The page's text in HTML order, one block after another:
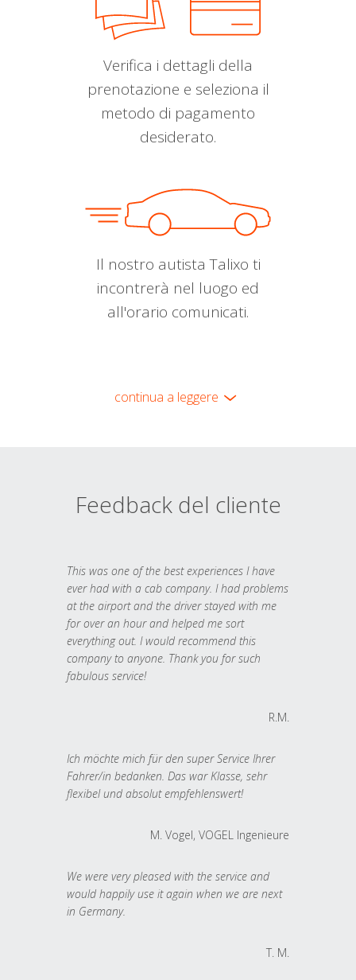
Verifica i dettagli della
prenotazione e seleziona il
metodo di pagamento
desiderato.
Il nostro autista Talixo ti
incontrerà nel luogo ed
all'orario comunicati.
continua a leggere
Feedback del cliente
This was one of the best experiences I have
ever had with a cab company. I had problems
at the airport and the driver stayed with me
for over an hour and helped me sort
everything out. I would recommend this
company to anyone. Thank you for such
fabulous service!
R.M.
Ich möchte mich für den super Service Ihrer
Fahrer/in bedanken. Das war Klasse, sehr
flexibel und absolut empfehlenswert!
M. Vogel, VOGEL Ingenieure
We were very pleased with the service and
would happily use it again when we are next
in Germany.
T. M.